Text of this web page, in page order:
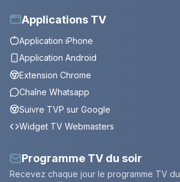
Applications TV
Application iPhone
Application Android
Extension Chrome
Chaîne Whatsapp
Suivre TVP sur Google
Widget TV Webmasters
Programme TV du soir
Recevez chaque jour le programme TV du